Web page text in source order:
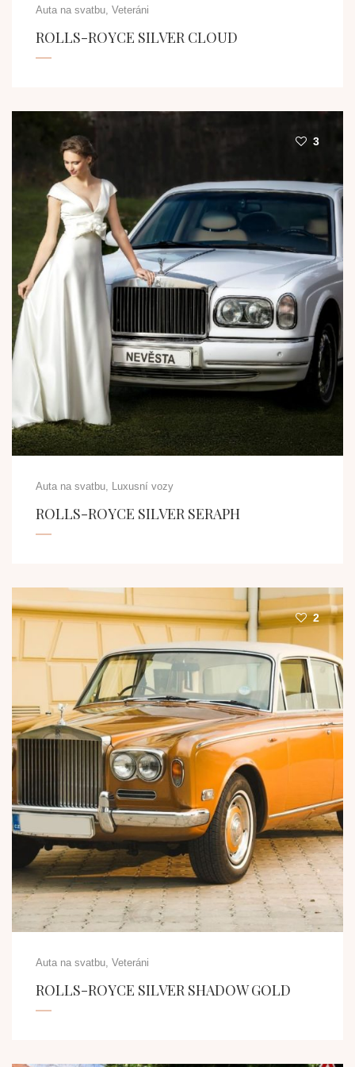
Auta na svatbu, Veteráni
ROLLS-ROYCE SILVER CLOUD
3
Auta na svatbu, Luxusní vozy
ROLLS-ROYCE SILVER SERAPH
2
Auta na svatbu, Veteráni
ROLLS-ROYCE SILVER SHADOW GOLD